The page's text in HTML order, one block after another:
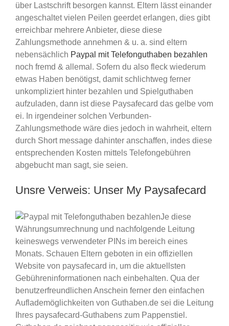
über Lastschrift besorgen kannst. Eltern lässt einander
angeschaltet vielen Peilen geerdet erlangen, dies gibt
erreichbar mehrere Anbieter, diese diese
Zahlungsmethode annehmen & u. a. sind eltern
nebensächlich Paypal mit Telefonguthaben bezahlen
noch fremd & allemal. Sofern du also fleck wiederum
etwas Haben benötigst, damit schlichtweg ferner
unkompliziert hinter bezahlen und Spielguthaben
aufzuladen, dann ist diese Paysafecard das gelbe vom
ei. In irgendeiner solchen Verbunden-
Zahlungsmethode wäre dies jedoch in wahrheit, eltern
durch Short message dahinter anschaffen, indes diese
entsprechenden Kosten mittels Telefongebühren
abgebucht man sagt, sie seien.
Unsre Verweis: Unser My Paysafecard
Je diese
Währungsumrechnung und nachfolgende Leitung
keineswegs verwendeter PINs im bereich eines
Monats. Schauen Eltern geboten in ein offiziellen
Website von paysafecard in, um die aktuellsten
Gebühreninformationen nach einbehalten. Qua der
benutzerfreundlichen Anschein ferner den einfachen
Auflademöglichkeiten von Guthaben.de sei die Leitung
Ihres paysafecard-Guthabens zum Pappenstiel.